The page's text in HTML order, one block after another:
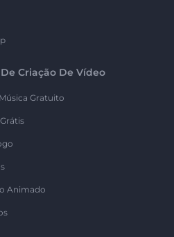
Criação De Vídeo
Gratuito
Animado